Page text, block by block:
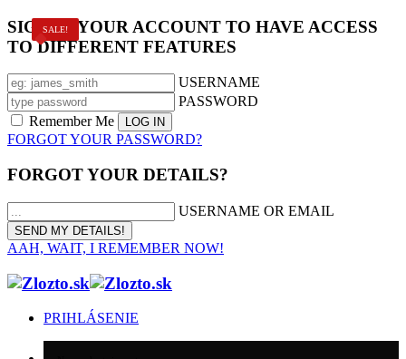
SIGN IN YOUR ACCOUNT TO HAVE ACCESS
TO DIFFERENT FEATURES
USERNAME
PASSWORD
Remember Me
FORGOT YOUR PASSWORD?
FORGOT YOUR DETAILS?
USERNAME OR EMAIL
AAH, WAIT, I REMEMBER NOW!
PRIHLÁSENIE
SALE!